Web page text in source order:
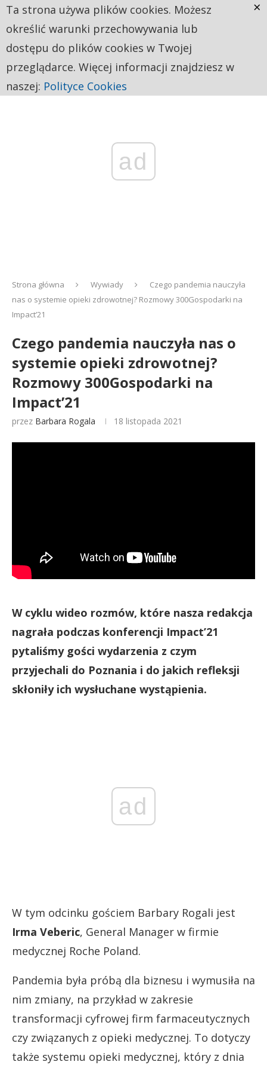
ad
Strona główna Wywiady
Czego pandemia nauczyła
nas o systemie opieki zdrowotnej? Rozmowy 300Gospodarki na
Impact’21
Czego pandemia nauczyła nas o
systemie opieki zdrowotnej?
Rozmowy 300Gospodarki na
Impact’21
przez Barbara Rogala 18 listopada 2021
W cyklu wideo rozmów, które nasza redakcja
nagrała podczas konferencji Impact’21
pytaliśmy gości wydarzenia z czym
przyjechali do Poznania i do jakich refleksji
skłoniły ich wysłuchane wystąpienia.
ad
W tym odcinku gościem Barbary Rogali jest
Irma Veberic, General Manager w firmie
medycznej Roche Poland.
Pandemia była próbą dla biznesu i wymusiła na
nim zmiany, na przykład w zakresie
transformacji cyfrowej firm farmaceutycznych
czy związanych z opieki medycznej. To dotyczy
także systemu opieki medycznej, który z dnia
Ta strona używa plików cookies. Możesz
określić warunki przechowywania lub
dostępu do plików cookies w Twojej
przeglądarce. Więcej informacji znajdziesz w
naszej: Polityce Cookies
×